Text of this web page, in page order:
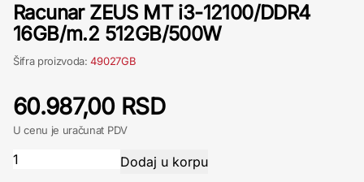
Racunar ZEUS MT i3-12100/DDR4
16GB/m.2 512GB/500W
Šifra proizvoda:49027GB
60.987,00 RSD
U cenu je uračunat PDV